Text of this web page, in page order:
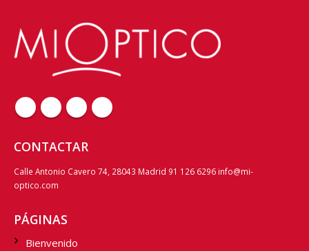
CONTACTAR
Calle Antonio Cavero 74, 28043 Madrid 91 126 6296 info@mi-
optico.com
PÁGINAS
Bienvenido